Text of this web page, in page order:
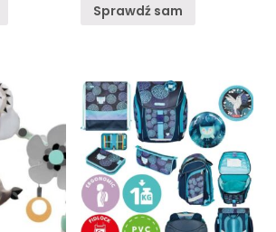
Sprawdź sam